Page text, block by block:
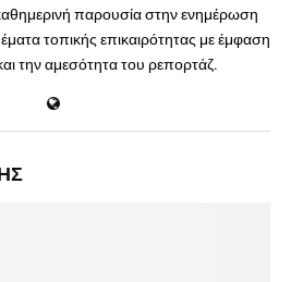
παρουσία στην ενημέρωση
τοπικής επικαιρότητας με έμφαση
την αμεσότητα του ρεπορτάζ.